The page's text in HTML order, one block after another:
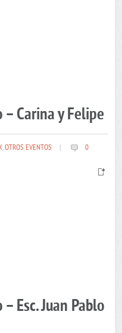
– Carina y Felipe
,OTROS EVENTOS 0
Esc. Juan Pablo